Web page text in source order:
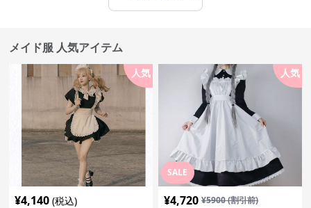
メイド服 人気アイテム
人気
¥4,140 (税込)
SALE
人気
¥4,720 ¥5900(割引前)